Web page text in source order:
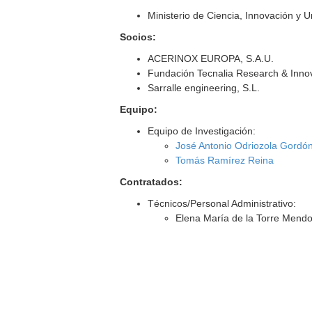
Ministerio de Ciencia, Innovación y
Socios:
ACERINOX EUROPA, S.A.U.
Fundación Tecnalia Research &
Sarralle engineering, S.L.
Equipo:
Equipo de Investigación:
José Antonio Odriozola Gordón
Tomás Ramírez Reina
Contratados:
Técnicos/Personal Administrativo:
Elena María de la Torre